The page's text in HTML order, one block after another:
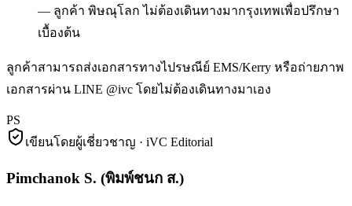
— ลูกค้า พิษณุโลก ไม่ต้องเดินทางมากรุงเทพเพื่อปรึกษา
เบื้องต้น
ลูกค้าสามารถส่งเอกสารทางไปรษณีย์ EMS/Kerry หรือถ่ายภาพ
เอกสารผ่าน LINE @ivc โดยไม่ต้องเดินทางมาเอง
PS
เขียนโดยผู้เชี่ยวชาญ · iVC Editorial
Pimchanok S. (พิมพ์ชนก ส.)